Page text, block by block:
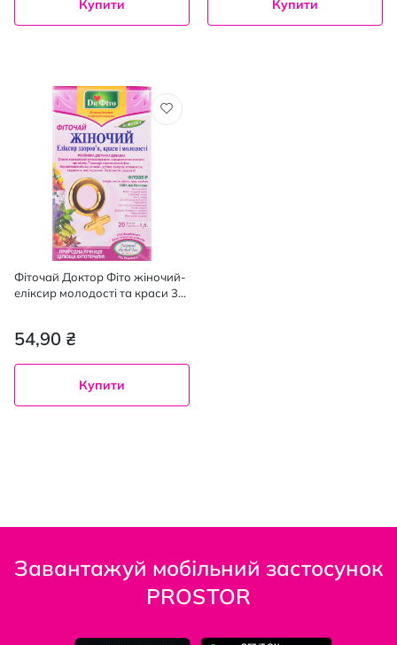
Купити Купити
Фіточай Доктор Фіто жіночий-
еліксир молодості та краси 30
54,90 ₴
Купити
Завантажуй мобільний застосунок
PROSTOR